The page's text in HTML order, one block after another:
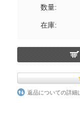
数量:
在庫:
返品についての詳細